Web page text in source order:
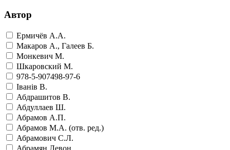
Автор
Ермичёв А.А.
Макаров А., Галеев Б.
Монкевич М.
Шкаровский М.
978-5-907498-97-6
Iванiв В.
Абдрашитов В.
Абдуллаев Ш.
Абрамов А.П.
Абрамов М.А. (отв. ред.)
Абрамович С.Л.
Абрамян Левон